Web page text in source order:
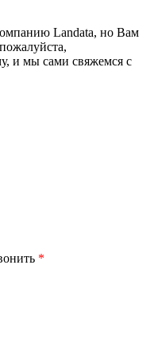
Landata, но Вам
и мы сами свяжемся с
*